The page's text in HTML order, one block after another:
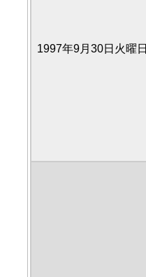
1997年9月30日火曜日